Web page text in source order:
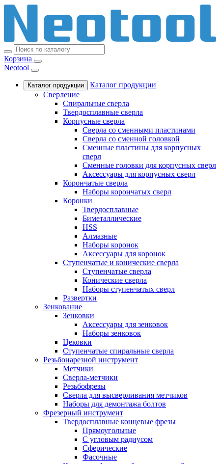
Корзина
Neotool
Каталог продукции
Каталог продукции
Сверление
Спиральные сверла
Твердосплавные сверла
Корпусные сверла
Сверла со сменными пластинами
Сверла со сменной головкой
Сменные пластины для корпусных
сверл
Сменные головки для корпусных сверл
Аксессуары для корпусных сверл
Корончатые сверла
Наборы корончатых сверл
Коронки
Твердосплавные
Биметаллические
HSS
Алмазные
Наборы коронок
Аксессуары для коронок
Ступенчатые и конические сверла
Ступенчатые сверла
Конические сверла
Наборы ступенчатых сверл
Развертки
Зенкование
Зенковки
Аксессуары для зенковок
Наборы зенковок
Цековки
Ступенчатые спиральные сверла
Резьбонарезной инструмент
Метчики
Сверла-метчики
Резьбофрезы
Сверла для высверливания метчиков
Наборы для демонтажа болтов
Фрезерный инструмент
Твердосплавные концевые фрезы
Прямоугольные
С угловым радиусом
Сферические
Фасочные